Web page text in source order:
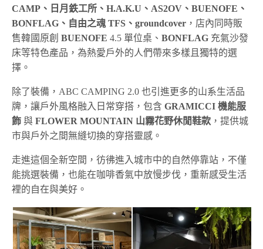
CAMP、日月鉄工所、H.A.K.U、AS2OV、BUENOFE、
BONFLAG、自由之魂 TFS、groundcover ，店內同時販
售韓國原創BUENOFE 4.5 單位桌、BONFLAG 充氣沙發
床等特色產品，為熱愛戶外的人們帶來多樣且獨特的選
擇。
除了裝備，ABC CAMPING 2.0 也引進更多的山系生活品
牌，讓戶外風格融入日常穿搭，包含GRAMICCI 機能服
飾 與FLOWER MOUNTAIN 山霧花野休閒鞋款 ，提供城
市與戶外之間無縫切換的穿搭靈感。
走進這個全新空間，彷彿進入城市中的自然停靠站，不僅
能挑選裝備，也能在咖啡香氣中放慢步伐，重新感受生活
裡的自在與美好。